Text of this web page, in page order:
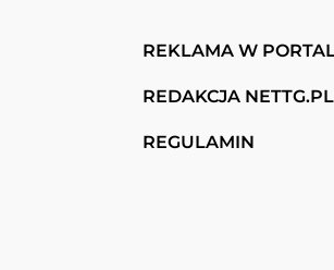
REKLAMA W
REDAKCJA NETTG.PL
REGULAMIN